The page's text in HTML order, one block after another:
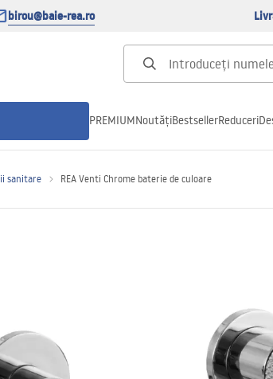
birou@baie-rea.ro
de dus
PREMIUMNoutățiBestsellerReduceri
sanitare REA Venti Chrome baterie de culoare